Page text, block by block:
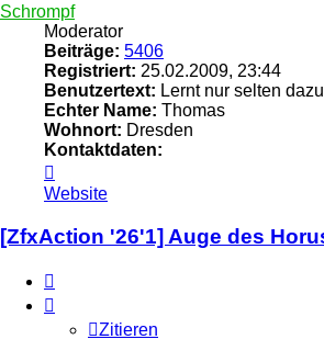
Schrompf
Moderator
Beiträge: 5406
Registriert: 25.02.2009, 23:44
Benutzertext: Lernt nur selten dazu
Echter Name: Thomas
Wohnort: Dresden
Kontaktdaten:
von
Schrompf
Website
[ZfxAction '26'1] Auge des
Zitieren